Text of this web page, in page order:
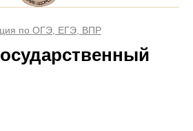
по ОГЭ, ЕГЭ, ВПР